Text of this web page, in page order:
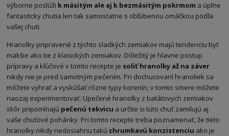
výborne poslúži k mäsitým ale aj k bezmäsitým pokrmom a úplne
fantasticky chutia len tak samostatne s obľúbenou omáčkou podľa
vašej chuti.
Hranolky pripravené z týchto sladkých zemiakov majú tendenciu byť
mäkšie ako tie z klasických zemiakov. Dôležitý je hlavne postup
prípravy a kľúčové v tomto recepte je soliť hranolky až na záver
nikdy nie je pred samotným pečením. Pri dochucovaní hranoliek sa
môžete vyhrať a vyskúšať rôzne typy korenín, v tomto smere môžete
naozaj experimentovať. Upečené hranolky z batátovych zemiakov
skôr pripomínajú pečenú tekvicu a určite si túto chuť zamilujú aj
vaše chuťové poháriky. Pri tomto recepte treba poznamenať, že tieto
hranolky nikdy nedosiahnu takú chrumkavú konzistenciu ako je